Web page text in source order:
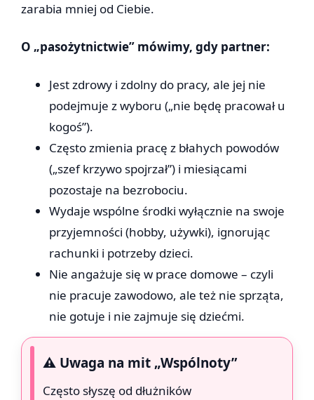
zarabia mniej od Ciebie.
O „pasożytnictwie” mówimy, gdy partner:
Jest zdrowy i zdolny do pracy, ale jej nie
podejmuje z wyboru („nie będę pracował u
kogoś”).
Często zmienia pracę z błahych powodów
(„szef krzywo spojrzał”) i miesiącami
pozostaje na bezrobociu.
Wydaje wspólne środki wyłącznie na swoje
przyjemności (hobby, używki), ignorując
rachunki i potrzeby dzieci.
Nie angażuje się w prace domowe – czyli
nie pracuje zawodowo, ale też nie sprząta,
nie gotuje i nie zajmuje się dziećmi.
⚠️ Uwaga na mit „Wspólnoty”
Często słyszę od dłużników